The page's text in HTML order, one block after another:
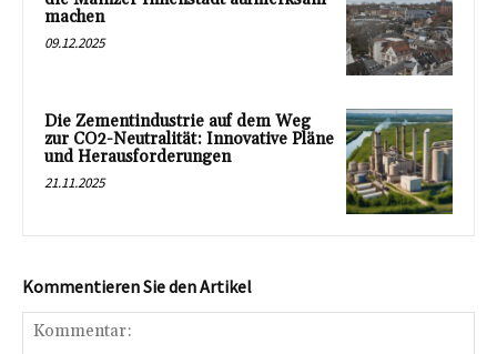
machen
09.12.2025
Die Zementindustrie auf dem Weg
zur CO2-Neutralität: Innovative Pläne
und Herausforderungen
21.11.2025
Kommentieren Sie den Artikel